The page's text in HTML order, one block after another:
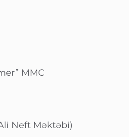
MMC
Neft Məktəbi)